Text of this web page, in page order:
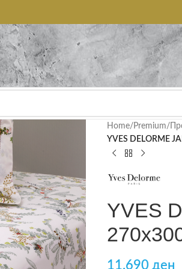
Home/ Premium/
YVES DELORME
YVES
11.690 ден